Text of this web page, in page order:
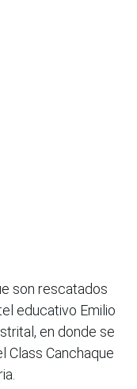
son rescatados
educativo Emilio
en donde se
Class Canchaque